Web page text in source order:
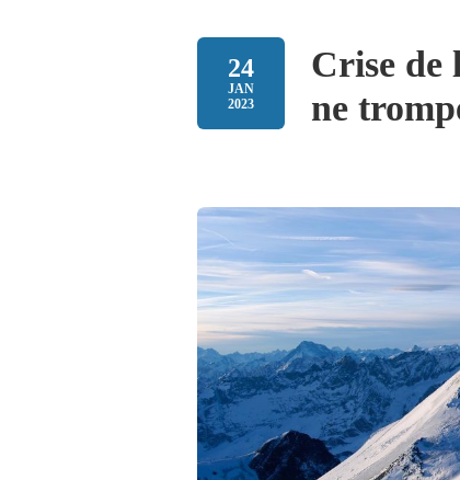
24
JAN
2023
Crise de
ne